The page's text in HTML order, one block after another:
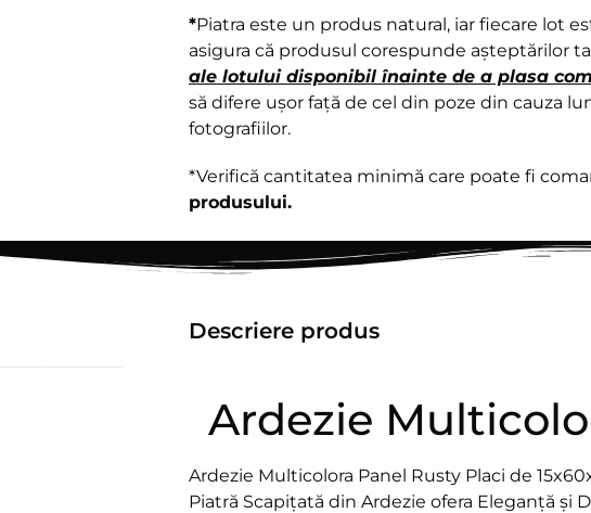
*Piatra este un produs natural, iar fiecare lot
asigura că produsul corespunde așteptărilor
ale lotului disponibil înainte de a plasa
să difere ușor față de cel din poze din cauza
fotografiilor.
*Verifică cantitatea minimă care poate fi
produsului.
Descriere produs
Ardezie
Ardezie Multicolora Panel Rusty Placi de
Piatră Scapițată din Ardezie ofera Eleganță și